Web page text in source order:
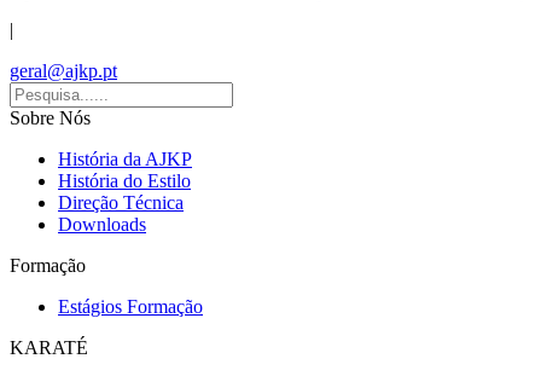
|
geral@ajkp.pt
Sobre Nós
História da AJKP
História do Estilo
Direção Técnica
Downloads
Formação
Estágios Formação
KARATÉ